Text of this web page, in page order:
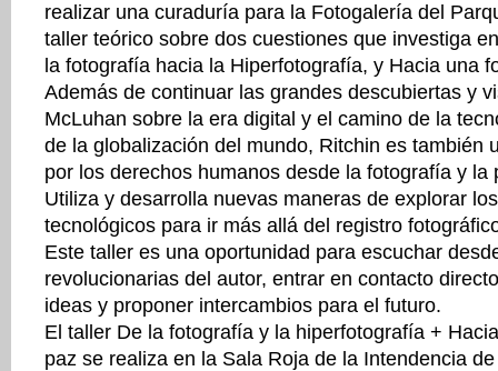
realizar una curaduría para la Fotogalería del
taller teórico sobre dos cuestiones que investiga
la fotografía hacia la Hiperfotografía, y Hacia una
Además de continuar las grandes descubiertas y
McLuhan sobre la era digital y el camino de la
de la globalización del mundo, Ritchin es también
por los derechos humanos desde la fotografía y la
Utiliza y desarrolla nuevas maneras de explorar
tecnológicos para ir más allá del registro
Este taller es una oportunidad para escuchar
revolucionarias del autor, entrar en contacto
ideas y proponer intercambios para el futuro.
El taller De la fotografía y la hiperfotografía +
paz se realiza en la Sala Roja de la Intendencia